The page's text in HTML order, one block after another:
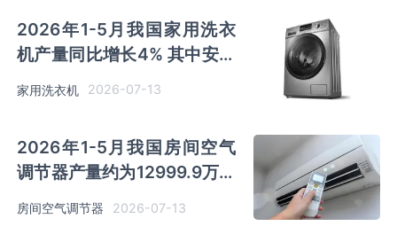
2026年1-5月我国家用洗衣
机产量同比增长4% 其中安徽
二
家用洗衣机 2026-07-13
2026年1-5月我国房间空气
调节器产量约为12999.9万吨
同比增长0.9% 其中广东产量
占比36.5%
房间空气调节器 2026-07-13